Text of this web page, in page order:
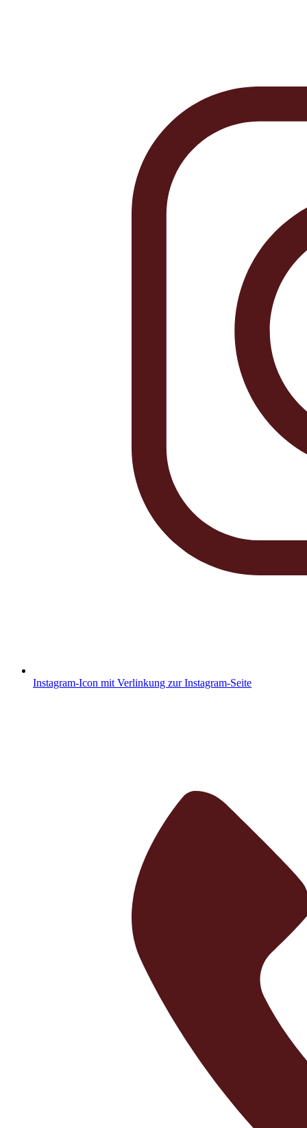
Instagram-Icon mit Verlinkung zur Instagram-Seite